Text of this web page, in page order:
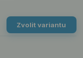
Zvolit variantu